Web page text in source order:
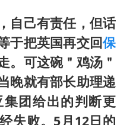
自己有责任，但话
把英国再交回保
。可这碗＂鸡汤＂
晚就有部长助理递
团给出的判断更
失败。5月12日的